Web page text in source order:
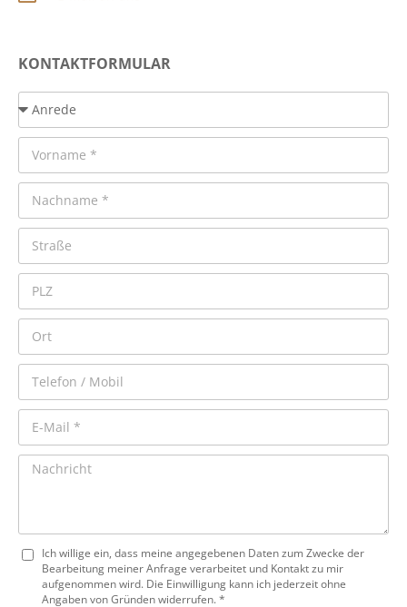
KONTAKTFORMULAR
Ich willige ein, dass meine angegebenen Daten zum Zwecke der
Bearbeitung meiner Anfrage verarbeitet und Kontakt zu mir
aufgenommen wird. Die Einwilligung kann ich jederzeit ohne
Angaben von Gründen widerrufen. *